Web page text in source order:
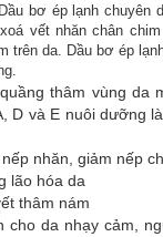
bơ ép lạnh chuyên
vết nhăn chân
trên da. Dầu bơ ép
thâm vùng da
D và E nuôi dưỡng
nhăn, giảm nếp
lão hóa da
thâm nám
cho da nhạy cảm,